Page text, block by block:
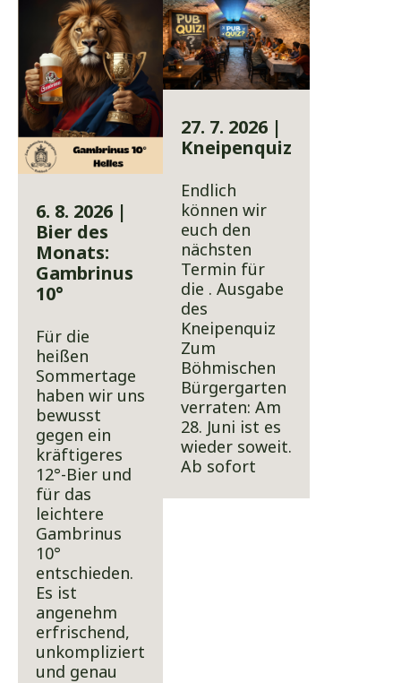
6. 8. 2026 |
Bier des
Monats:
Gambrinus
10°
Für die
heißen
Sommertage
haben wir uns
bewusst
gegen ein
kräftigeres
12°-Bier und
für das
leichtere
Gambrinus
10°
entschieden.
Es ist
angenehm
erfrischend,
unkompliziert
und genau
27. 7. 2026 |
Kneipenquiz
Endlich
können wir
euch den
nächsten
Termin für
die . Ausgabe
des
Kneipenquiz
Zum
Böhmischen
Bürgergarten
verraten: Am
28. Juni ist es
wieder soweit.
Ab sofort